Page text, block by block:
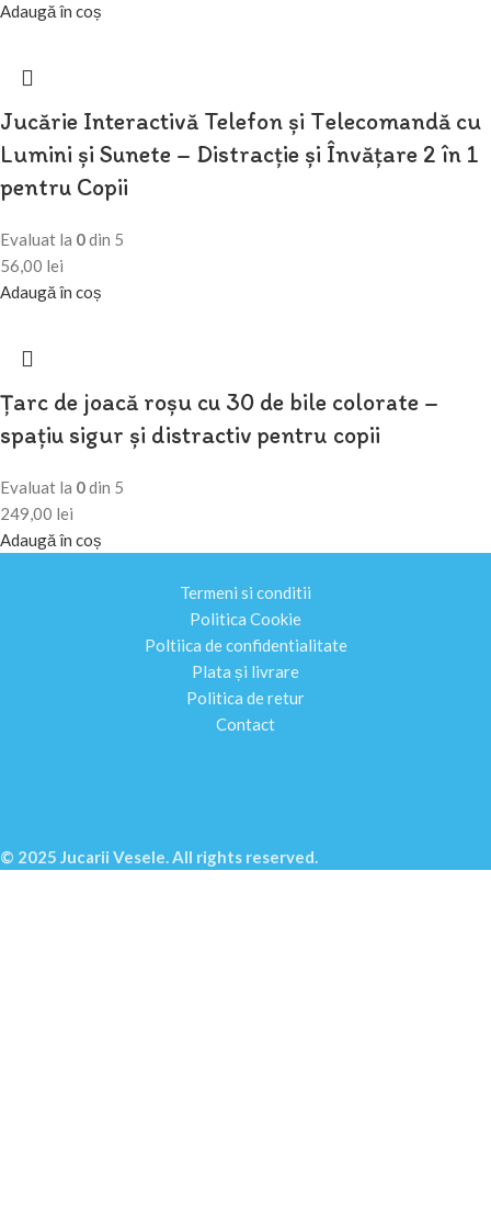
Adaugă în coș
Jucărie Interactivă Telefon și Telecomandă cu
Lumini și Sunete – Distracție și Învățare 2 în 1
pentru Copii
Evaluat la 0din 5
56,00 lei
Adaugă în coș
Țarc de joacă roșu cu 30 de bile colorate –
spațiu sigur și distractiv pentru copii
Evaluat la 0din 5
249,00 lei
Adaugă în coș
Termeni si conditii
Politica Cookie
Poltiica de confidentialitate
Plata și livrare
Politica de retur
Contact
© 2025 Jucarii Vesele. All rights reserved.